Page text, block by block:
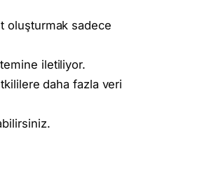
oluşturmak sadece
iletiliyor.
daha fazla veri